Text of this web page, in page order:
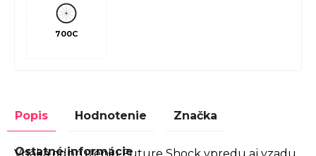
700C
Popis Hodnotenie Značka
Ostatné informácie